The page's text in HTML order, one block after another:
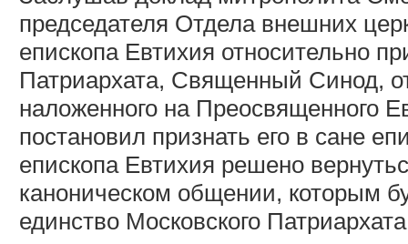
председателя Отдела внешних
епископа Евтихия относительно
Патриархата, Священный Синод,
наложенного на Преосвященного
постановил признать его в сане
епископа Евтихия решено
каноническом общении, которым
единство Московского